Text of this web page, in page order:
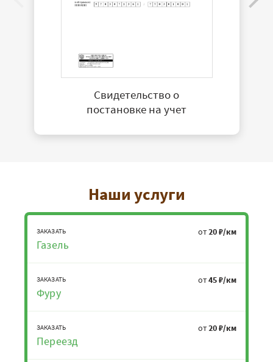
Свидетельство о
постановке на учет
Наши услуги
ЗАКАЗАТЬ
Газель
от20 ₽/км
ЗАКАЗАТЬ
Фуру
от45 ₽/км
ЗАКАЗАТЬ
Переезд
от20 ₽/км